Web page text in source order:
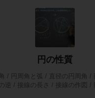
円の性質
/ 円周角と弧 / 直径の円周角 /
逆 / 接線の長さ / 接線の作図 /